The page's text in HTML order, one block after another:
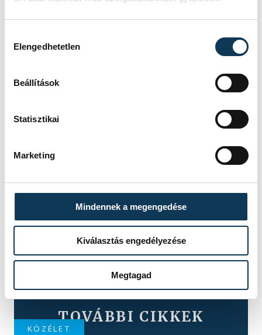
Elengedhetetlen
Beállítások
Statisztikai
Marketing
Mindennek a megengedése
Kiválasztás engedélyezése
Megtagad
TOVÁBBI CIKKEK
KÖZÉLET